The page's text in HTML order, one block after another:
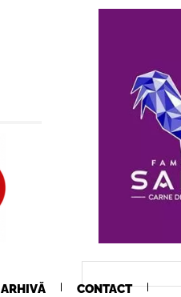
ARHIVĂ
CONTACT